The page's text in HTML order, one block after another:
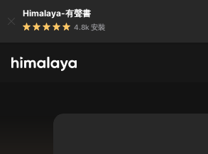
Himalaya-有聲書
4.8k 安裝